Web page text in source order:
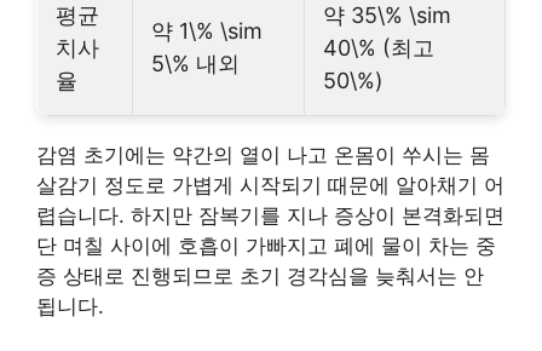
평균
치사
율
약 1\% \sim
5\% 내외
약 35\% \sim
40\% (최고
50\%)
감염 초기에는 약간의 열이 나고 온몸이 쑤시는 몸
살감기 정도로 가볍게 시작되기 때문에 알아채기 어
렵습니다. 하지만 잠복기를 지나 증상이 본격화되면
단 며칠 사이에 호흡이 가빠지고 폐에 물이 차는 중
증 상태로 진행되므로 초기 경각심을 늦춰서는 안
됩니다.